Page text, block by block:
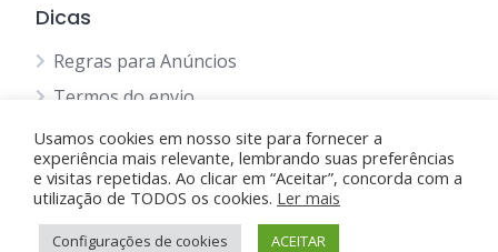
Dicas
Regras para Anúncios
Termos do envio
Política Privacidade
Política de Cookie
Blog
Usamos cookies em nosso site para fornecer a
experiência mais relevante, lembrando suas preferências
e visitas repetidas. Ao clicar em “Aceitar”, concorda com a
utilização de TODOS os cookies. Ler mais
Configurações de cookies ACEITAR